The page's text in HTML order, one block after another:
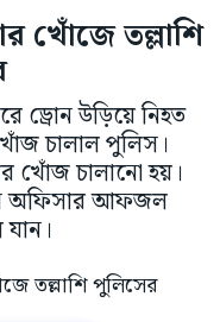
খোঁজে তল্লাশি
ড্রোন উড়িয়ে নিহত
চালাল পুলিস।
খোঁজ চালানো হয়।
অফিসার আফজল